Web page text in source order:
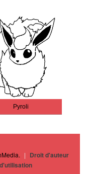
Pyroli
| Droit d'auteur